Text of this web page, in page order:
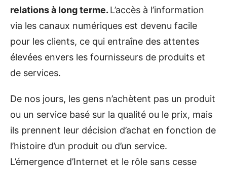
relations à long terme. L’accès à l’information
via les canaux numériques est devenu facile
pour les clients, ce qui entraîne des attentes
élevées envers les fournisseurs de produits et
de services.
De nos jours, les gens n’achètent pas un produit
ou un service basé sur la qualité ou le prix, mais
ils prennent leur décision d’achat en fonction de
l’histoire d’un produit ou d’un service.
L’émergence d’Internet et le rôle sans cesse